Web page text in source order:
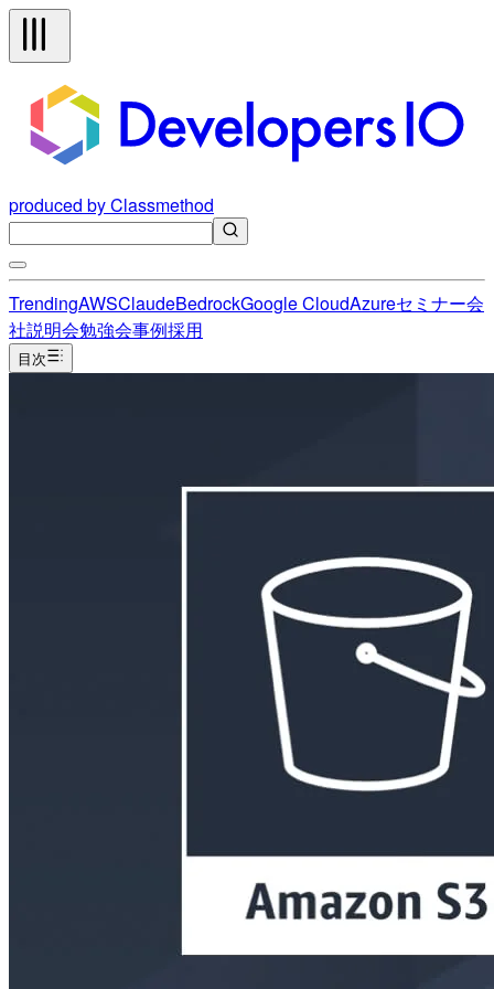
produced by Classmethod
TrendingAWSClaudeBedrockGoogle CloudAzureセミナー会
社説明会勉強会事例採用
目次